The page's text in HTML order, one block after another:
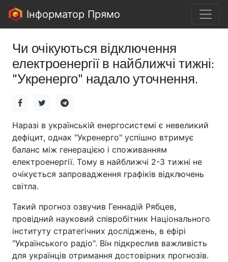
Інформатор Прямо
Чи очікуються відключення
електроенергії в найближчі тижні:
"Укренерго" надало уточнення.
Наразі в українській енергосистемі є невеликий
дефіцит, однак "Укренерго" успішно втримує
баланс між генерацією і споживанням
електроенергії. Тому в найближчі 2-3 тижні не
очікується запровадження графіків відключень
світла.
Такий прогноз озвучив Геннадій Рябцев,
провідний науковий співробітник Національного
інституту стратегічних досліджень, в ефірі
"Українського радіо". Він підкреслив важливість
для українців отримання достовірних прогнозів.